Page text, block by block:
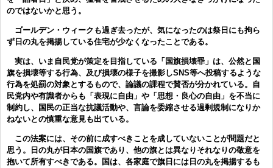
のではないかと思う。
ゴールデン・ウィークも過ぎ去ったが、気になったのは祭日にも拘ら
ず日の丸を掲揚している住宅が少なくなったことである。
実は、いま自民党が策定を目指している「国旗損壊罪」は、公然と国
旗を損壊等する行為、及び損壊の様子を撮影しSNS等へ投稿するような
行為を処罰の対象とするもので、論議の課程で賛否が分かれている。自
民党内や有識者からも「表現に自由」や「思想・良心の自由」を不当に
制約し、国民の正当な抗議活動や、言論を委縮させる過剰規制になりか
ねないとの慎重な意見も出ている。
この法案には、その前に成すべきことを成していないことが問題だと
思う。日の丸が日本の国旗であり、他の旗とは異なりそれなりの敬意を
抱いて所有すべきである。国は、各家庭で旗日には日の丸を掲揚するも